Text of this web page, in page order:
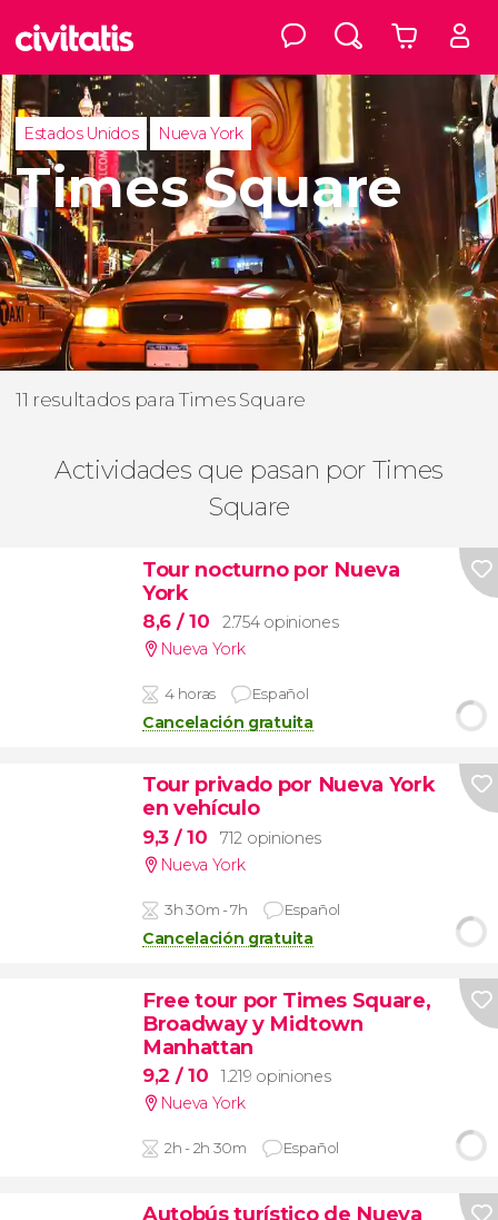
Estados Unidos Nueva York
Times Square
11 resultados para Times Square
Actividades que pasan por Times
Square
Tour nocturno por Nueva
York
8,6 / 10
2.754 opiniones
Nueva York
4 horas Español
Cancelación gratuita
Tour privado por Nueva York
en vehículo
9,3 / 10
712 opiniones
Nueva York
3h 30m - 7h Español
Cancelación gratuita
Free tour por Times Square,
Broadway y Midtown
Manhattan
9,2 / 10
1.219 opiniones
Nueva York
2h - 2h 30m Español
Autobús turístico de Nueva